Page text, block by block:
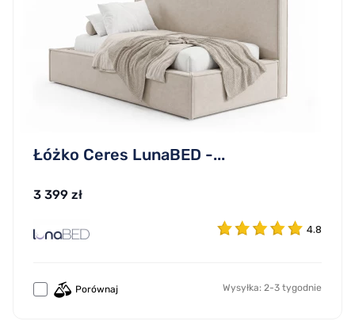
Łóżko Ceres LunaBED -...
3 399 zł
4.8
Porównaj Wysyłka: 2-3 tygodnie